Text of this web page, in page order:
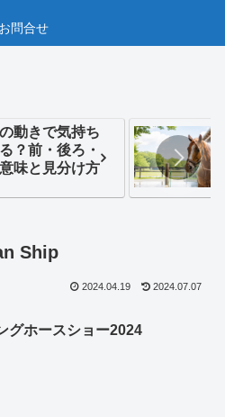
お問合せ
動きで気持ち
？前・後ろ・
味と見分け方
Ship
2024.04.19 2024.07.07
グホースショー2024